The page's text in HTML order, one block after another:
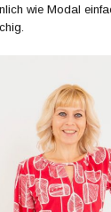
wie Modal